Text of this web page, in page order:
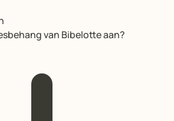
van Bibelotte aan?